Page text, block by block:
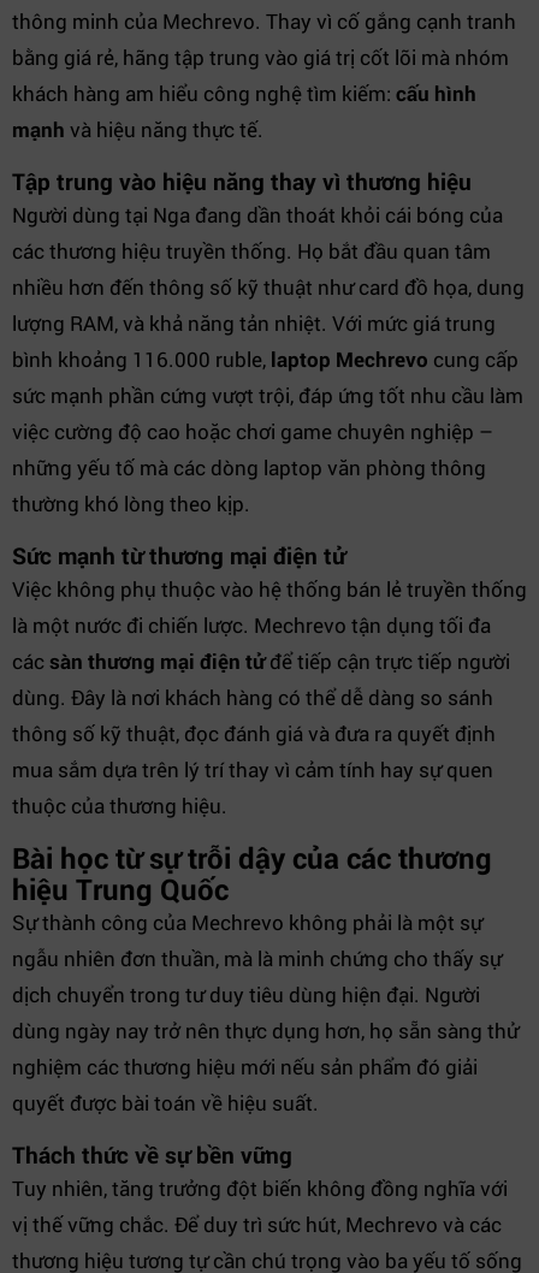
thông minh của Mechrevo. Thay vì cố gắng cạnh tranh
bằng giá rẻ, hãng tập trung vào giá trị cốt lõi mà nhóm
khách hàng am hiểu công nghệ tìm kiếm: cấu hình
mạnh và hiệu năng thực tế.
Tập trung vào hiệu năng thay vì thương hiệu
Người dùng tại Nga đang dần thoát khỏi cái bóng của
các thương hiệu truyền thống. Họ bắt đầu quan tâm
nhiều hơn đến thông số kỹ thuật như card đồ họa, dung
lượng RAM, và khả năng tản nhiệt. Với mức giá trung
bình khoảng 116.000 ruble, laptop Mechrevo cung cấp
sức mạnh phần cứng vượt trội, đáp ứng tốt nhu cầu làm
việc cường độ cao hoặc chơi game chuyên nghiệp –
những yếu tố mà các dòng laptop văn phòng thông
thường khó lòng theo kịp.
Sức mạnh từ thương mại điện tử
Việc không phụ thuộc vào hệ thống bán lẻ truyền thống
là một nước đi chiến lược. Mechrevo tận dụng tối đa
cácsàn thương mại điện tửđể tiếp cận trực tiếp người
dùng. Đây là nơi khách hàng có thể dễ dàng so sánh
thông số kỹ thuật, đọc đánh giá và đưa ra quyết định
mua sắm dựa trên lý trí thay vì cảm tính hay sự quen
thuộc của thương hiệu.
Bài học từ sự trỗi dậy của các thương
hiệu Trung Quốc
Sự thành công của Mechrevo không phải là một sự
ngẫu nhiên đơn thuần, mà là minh chứng cho thấy sự
dịch chuyển trong tư duy tiêu dùng hiện đại. Người
dùng ngày nay trở nên thực dụng hơn, họ sẵn sàng thử
nghiệm các thương hiệu mới nếu sản phẩm đó giải
quyết được bài toán về hiệu suất.
Thách thức về sự bền vững
Tuy nhiên, tăng trưởng đột biến không đồng nghĩa với
vị thế vững chắc. Để duy trì sức hút, Mechrevo và các
thương hiệu tương tự cần chú trọng vào ba yếu tố sống